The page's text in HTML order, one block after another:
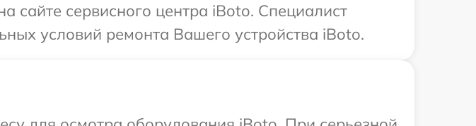
сайте сервисного центра iBoto. Специалист
условий ремонта Вашего устройства iBoto.